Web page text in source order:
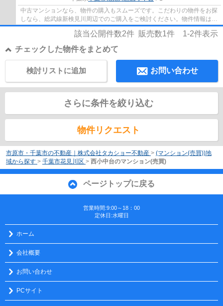
中古マンションなら、物件の購入もスムーズです。こだわりの物件をお探
しなら、総武線新検見川周辺でのご購入をご検討ください。物件情報はタ
カショー不動産にご連絡をお待ちしており...
該当公開件数2件 販売数1件 1-2件表示
チェックした物件をまとめて
お問い合わせ
検討リストに追加
さらに条件を絞り込む
物件リクエスト
市原市・千葉市の不動産｜株式会社タカショー不動産 > (マンション(売買))地
域から探す > 千葉市花見川区 > 西小中台のマンション(売買)
ページトップに戻る
営業時間:9:00～18：00
定休日:水曜日
ホーム
会社概要
お問い合わせ
PCサイト